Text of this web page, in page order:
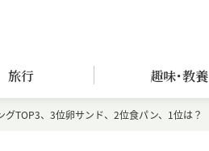
旅行 趣味･教養
グTOP3、3位卵サンド、2位食パン、1位は？